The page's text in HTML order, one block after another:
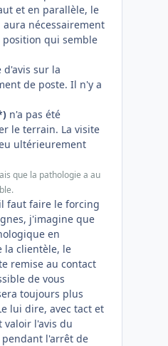
et en parallèle, le
nécessairement
position qui semble
sur la
de poste. Il n'y a
n'a pas été
le terrain. La visite
ultérieurement
que la pathologie a au
faut faire le forcing
j'imagine que
en
la clientèle, le
remise au contact
de vous
toujours plus
lui dire, avec tact et
valoir l'avis du
l'arrêt de